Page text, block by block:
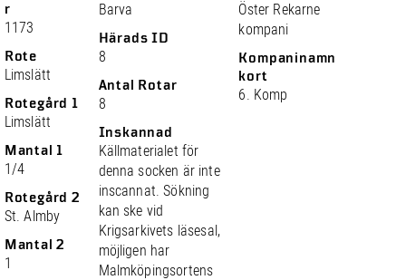
r
1173
Rote
Limslätt
Rotegård 1
Limslätt
Mantal 1
1/4
Rotegård 2
St. Almby
Mantal 2
1
Barva
Härads ID
8
Antal Rotar
8
Inskannad
Källmaterialet för
denna socken är inte
inscannat. Sökning
kan ske vid
Krigsarkivets läsesal,
möjligen har
Malmköpingsortens
Öster Rekarne
kompani
Kompaninamn
kort
6. Komp